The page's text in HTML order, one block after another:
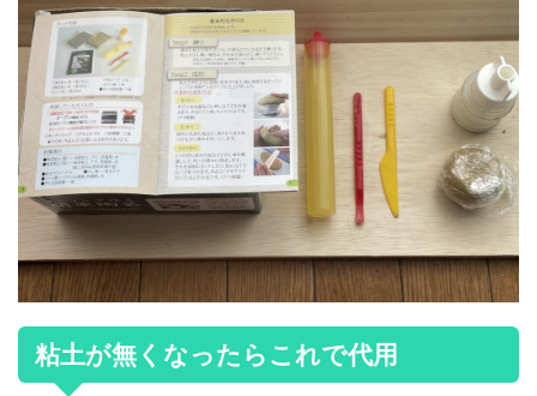
粘土が無くなったらこれで代用